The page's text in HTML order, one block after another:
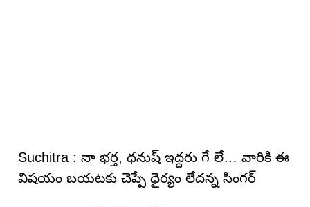
Suchitra : నా భ‌ర్త‌, ధ‌నుష్ ఇద్ద‌రు గే లే… వారికి ఈ
విష‌యం బ‌య‌ట‌కు చెప్పే ధైర్యం లేద‌న్న సింగర్